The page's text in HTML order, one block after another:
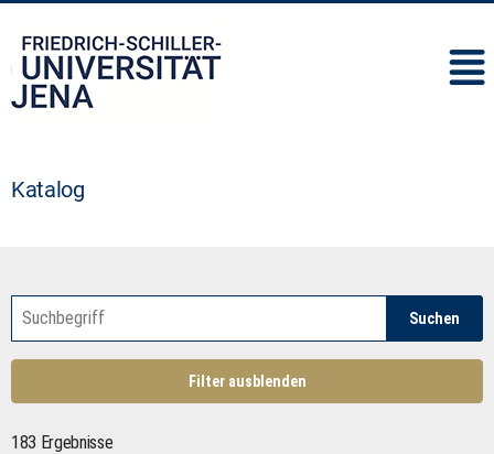
Katalog
Suchen
Filter ausblenden
183 Ergebnisse